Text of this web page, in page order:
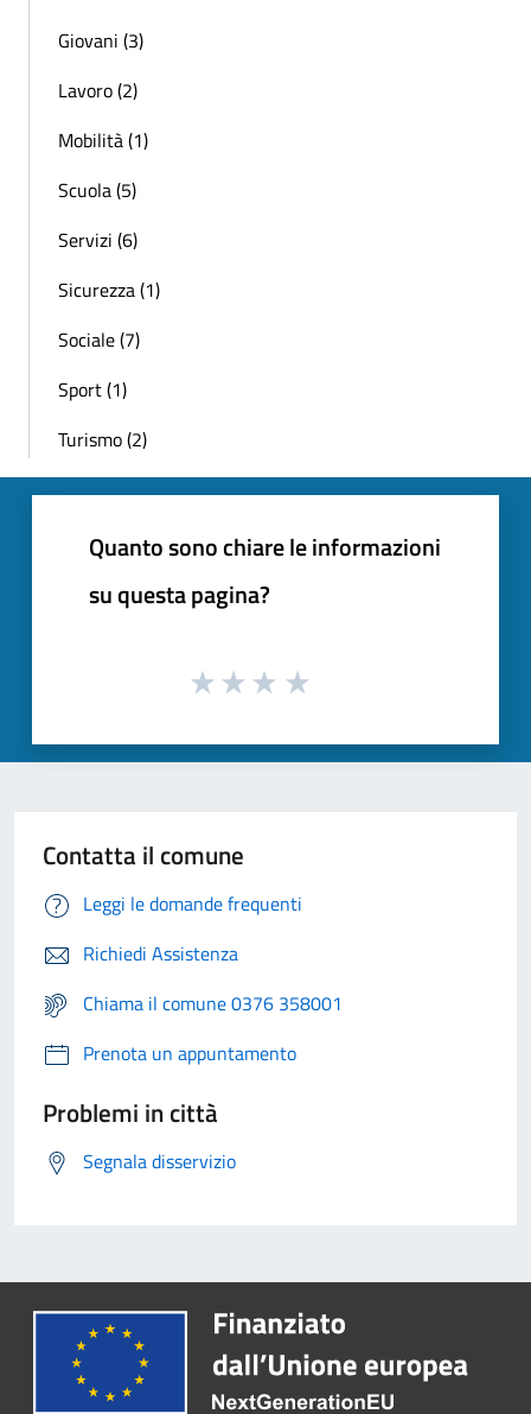
Giovani (3)
Lavoro (2)
Mobilità (1)
Scuola (5)
Servizi (6)
Sicurezza (1)
Sociale (7)
Sport (1)
Turismo (2)
Quanto sono chiare le informazioni
su questa pagina?
Contatta il comune
Leggi le domande frequenti
Richiedi Assistenza
Chiama il comune 0376 358001
Prenota un appuntamento
Problemi in città
Segnala disservizio